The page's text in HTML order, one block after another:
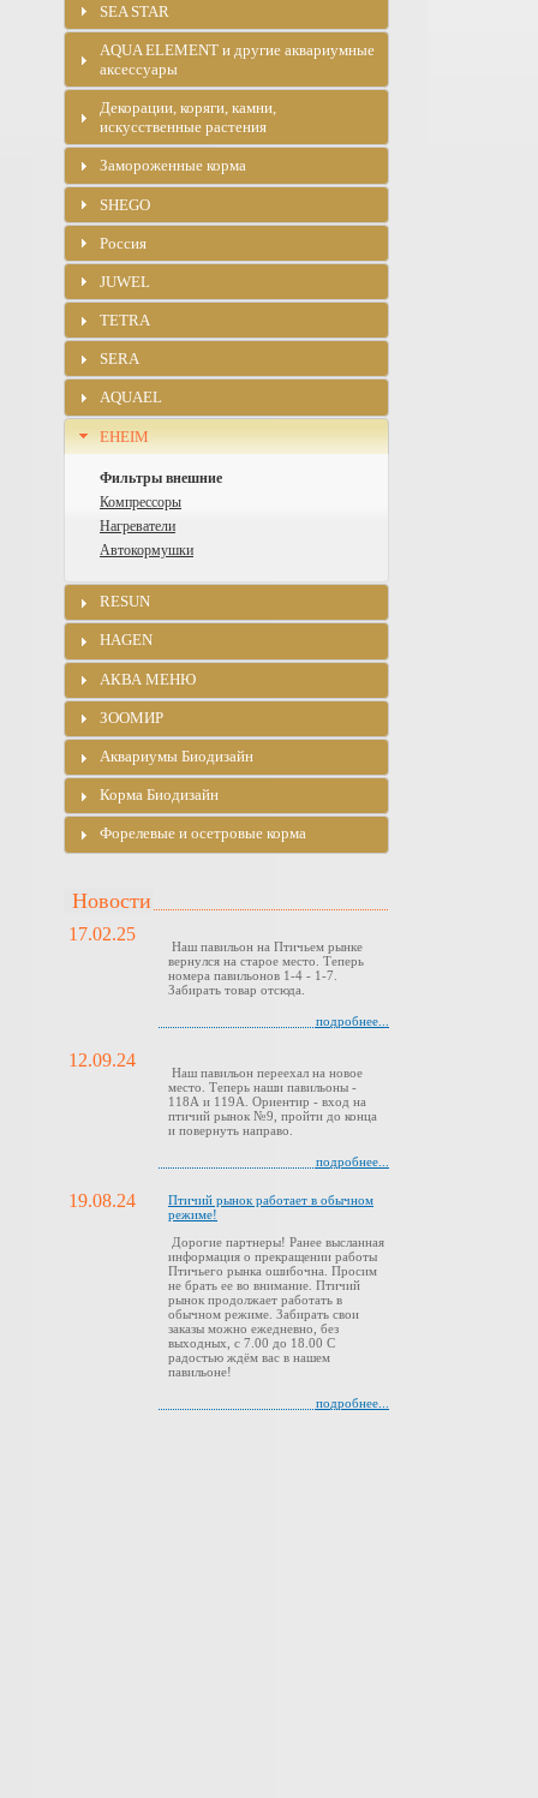
SEA STAR
AQUA ELEMENT и другие аквариумные
аксессуары
Декорации, коряги, камни,
искусственные растения
Замороженные корма
SHEGO
Россия
JUWEL
TETRA
SERA
AQUAEL
EHEIM
Фильтры внешние
Компрессоры
Нагреватели
Автокормушки
RESUN
HAGEN
АКВА МЕНЮ
ЗООМИР
Аквариумы Биодизайн
Корма Биодизайн
Форелевые и осетровые корма
Новости
17.02.25
Наш павильон на Птичьем рынке
вернулся на старое место. Теперь
номера павильонов 1-4 - 1-7.
Забирать товар отсюда.
подробнее...
12.09.24
Наш павильон переехал на новое
место. Теперь наши павильоны -
118А и 119А. Ориентир - вход на
птичий рынок №9, пройти до конца
и повернуть направо.
подробнее...
19.08.24
Птичий рынок работает в обычном
режиме!
Дорогие партнеры! Ранее высланная
информация о прекращении работы
Птичьего рынка ошибочна. Просим
не брать ее во внимание. Птичий
рынок продолжает работать в
обычном режиме. Забирать свои
заказы можно ежедневно, без
выходных, с 7.00 до 18.00 С
радостью ждём вас в нашем
павильоне!
подробнее...